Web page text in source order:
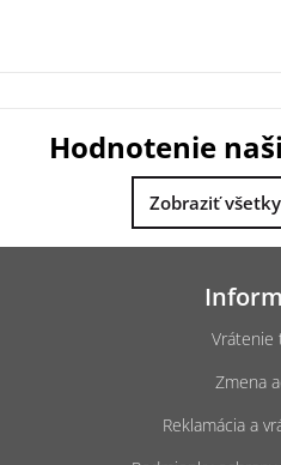
Hodnotenie
Zobraziť
Z
Vrátenie
Zmena
Reklamácia a